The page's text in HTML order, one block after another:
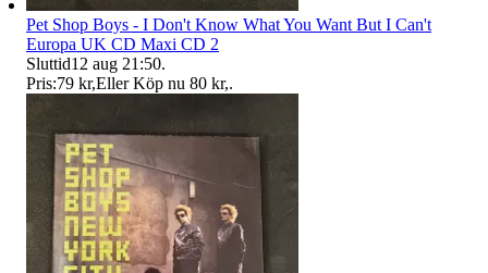
Pet Shop Boys - I Don't Know What You Want But I Can't
Europa UK CD Maxi CD 2
Sluttid12 aug 21:50.
Pris:79 kr,Eller Köp nu 80 kr,.